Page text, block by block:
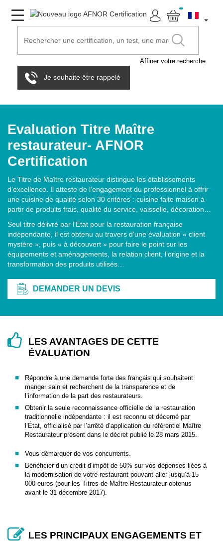
Affiner votre recherche
Je souhaite être rappelé
Evaluation Titre Maître
restaurateur- AFNOR
Certification
Le Titre de Maître restaurateur distingue les établissements
d’excellence. Il atteste de l’engagement du professionnel à offrir
une cuisine de qualité selon 30 critères : cuisine faite maison à
partir de produits frais, qualité du service, vaisselle, décoration…
Seul titre délivré par l’Etat pour la restauration française
indépendante, il est obtenu au travers d’une évaluation « client
mystère », puis « à découvert » pour faire le point sur les
équipements et aménagements, la relation client, l’origine et la
transformation des produits utilisés…
DEMANDER UN DEVIS
LES AVANTAGES DE CETTE
ÉVALUATION
Répondre à une demande forte des français qui souhaitent
manger sain et recherchent de la transparence et de
l’information de la part des restaurateurs.
Obtenir la seule reconnaissance officielle de la restauration
traditionnelle indépendante : il est reconnu et décerné par
l’État, officialisé par l’arrêté d’application du référentiel Maître
Restaurateur présent dans le décret publié le 28 mars 2015.
Vous démarquer de vos concurrents.
Bénéficier d’un crédit d’impôt de 50% sur vos dépenses liées à
la modernisation de votre restaurant pouvant aller jusqu’à 15
000 euros (pour les Titres de Maître Restaurateur obtenus
avant le 31 décembre 2017).
LES PRINCIPAUX ENGAGEMENTS ET